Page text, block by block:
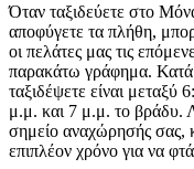
Όταν ταξιδεύετε στο
αποφύγετε τα πλήθη,
οι πελάτες μας τις
παρακάτω γράφημα. Κατά
ταξιδέψετε είναι
μ.μ. και 7 μ.μ. το βράδυ.
σημείο αναχώρησής σας,
επιπλέον χρόνο για να